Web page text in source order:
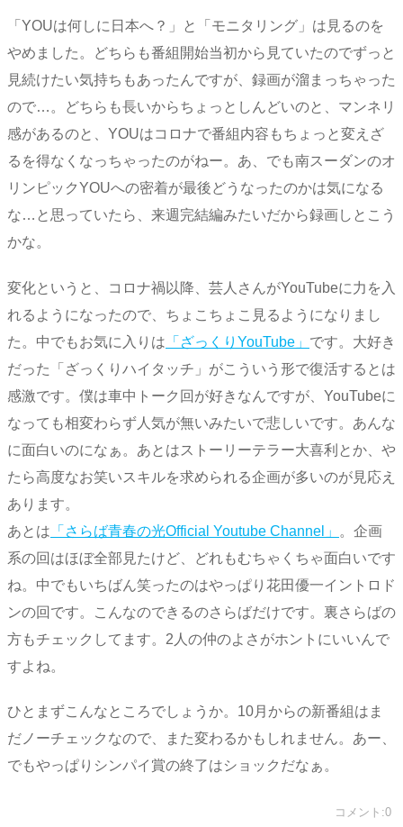
「YOUは何しに日本へ？」と「モニタリング」は見るのを
やめました。どちらも番組開始当初から見ていたのでずっと
見続けたい気持ちもあったんですが、録画が溜まっちゃった
ので…。どちらも長いからちょっとしんどいのと、マンネリ
感があるのと、YOUはコロナで番組内容もちょっと変えざ
るを得なくなっちゃったのがねー。あ、でも南スーダンのオ
リンピックYOUへの密着が最後どうなったのかは気になる
な…と思っていたら、来週完結編みたいだから録画しとこう
かな。
変化というと、コロナ禍以降、芸人さんがYouTubeに力を入
れるようになったので、ちょこちょこ見るようになりまし
た。中でもお気に入りは 「ざっくりYouTube」 です。大好き
だった「ざっくりハイタッチ」がこういう形で復活するとは
感激です。僕は車中トーク回が好きなんですが、YouTubeに
なっても相変わらず人気が無いみたいで悲しいです。あんな
に面白いのになぁ。あとはストーリーテラー大喜利とか、や
たら高度なお笑いスキルを求められる企画が多いのが見応え
あります。
あとは 「さらば青春の光Official Youtube Channel」
。企画
系の回はほぼ全部見たけど、どれもむちゃくちゃ面白いです
ね。中でもいちばん笑ったのはやっぱり花田優一イントロド
ンの回です。こんなのできるのさらばだけです。裏さらばの
方もチェックしてます。2人の仲のよさがホントにいいんで
すよね。
ひとまずこんなところでしょうか。10月からの新番組はま
だノーチェックなので、また変わるかもしれません。あー、
でもやっぱりシンパイ賞の終了はショックだなぁ。
コメント:0